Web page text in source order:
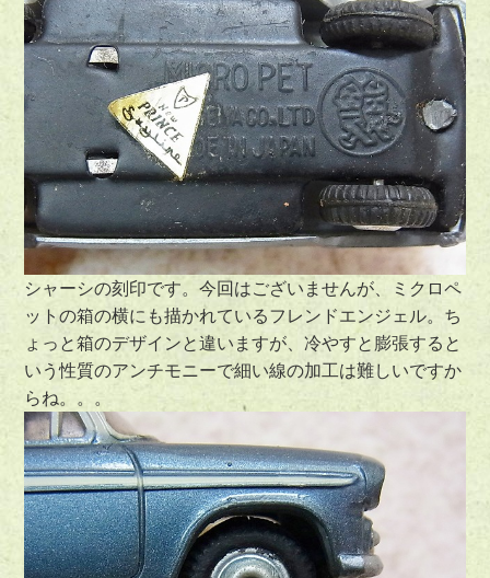
シャーシの刻印です。今回はございませんが、ミクロペ
ットの箱の横にも描かれているフレンドエンジェル。ち
ょっと箱のデザインと違いますが、冷やすと膨張すると
いう性質のアンチモニーで細い線の加工は難しいですか
らね。。。